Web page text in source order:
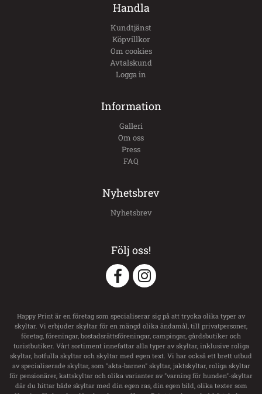
Handla
Kundtjänst
Köpvillkor
Om cookies
Avtalskund
Logga in
Information
Galleri
Om oss
Press
FAQ
Nyhetsbrev
Nyhetsbrev
Följ oss!
Happy Print är en företag som specialiserar sig på att trycka olika typer av
skyltar. Vi erbjuder skyltar för en mängd olika ändamål, till privatpersoner,
företag, föreningar, bostadsrättsföreningar, campingar, gårdsbutiker och
turistbutiker. Vårt sortiment innefattar alla typer av skyltar, inklusive roliga
skyltar, hotfulla skyltar och skyltar med egen text. Vi har också ett brett utbud
av specialiserade skyltar, som "akta-barnen" skyltar, jaktskyltar, roliga skyltar
för pensionärer, kattskyltar och olika varianter av "varning för hunden"-skyltar
där du hittar både skyltar med din egen ras, din egen bild, olika texter som